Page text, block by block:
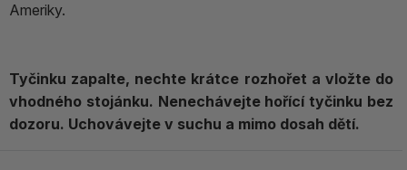
Ameriky.
Tyčinku zapalte, nechte krátce rozhořet a vložte do
vhodného stojánku. Nenechávejte hořící tyčinku bez
dozoru. Uchovávejte v suchu a mimo dosah dětí.